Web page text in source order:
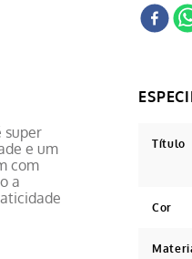
super
e um
com
a
Título
Cor